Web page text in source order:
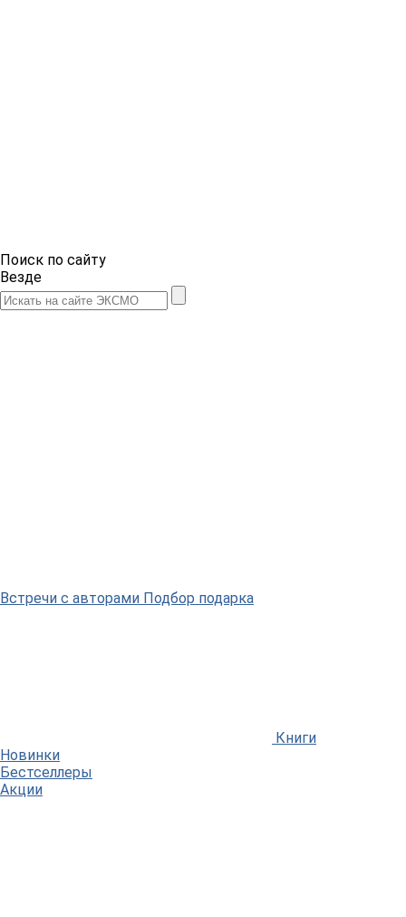
Поиск по сайту
Везде
Встречи с авторами Подбор подарка
Книги
Новинки
Бестселлеры
Акции